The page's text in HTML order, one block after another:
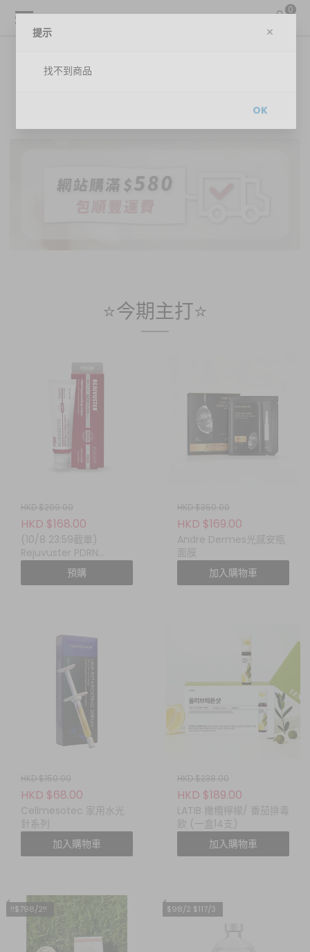
0
⭐今期主打⭐
HKD $299.00
HKD $168.00
(10/8 23:59截單)
Rejuvuster PDRN
Rejuvenating Cream
(PDRN 煥顏修護面霜)
預購
HKD $350.00
HKD $169.00
Andre Dermes光感安瓶
面膜
加入購物車
HKD $150.00
HKD $68.00
Cellmesotec 家用水光
針系列
加入購物車
HKD $238.00
HKD $189.00
LATIB 橄欖檸檬/ 番茄排毒
飲 (一盒14支)
加入購物車
!!$798/2!! $98/2 $117/3
提示
找不到商品
OK